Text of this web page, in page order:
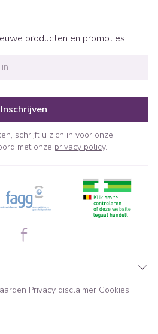
producten en promoties
Inschrijven
schrijft u zich in voor onze
met onze privacy policy.
Privacy disclaimer Cookies